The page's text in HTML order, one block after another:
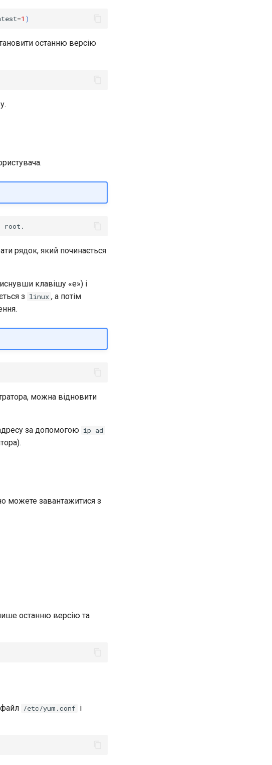
=1 )
останню версію
рядок, який починається
клавішу «e») і
з linux , а потім
можна відновити
за допомогою ip ad
можете завантажитися з
останню версію та
/etc/yum.conf і